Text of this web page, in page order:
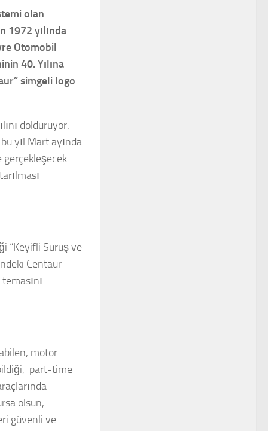
olan
1972 yılında
Otomobil
40. Yılına
simgeli logo
dolduruyor.
yıl Mart ayında
gerçekleşecek
“Keyifli Sürüş ve
Centaur
motor
part-time
olsun,
güvenli ve